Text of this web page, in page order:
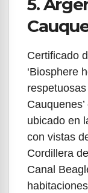
5.
Certificado
‘Biosphere
ubicado en
con vistas
Cordillera
Canal